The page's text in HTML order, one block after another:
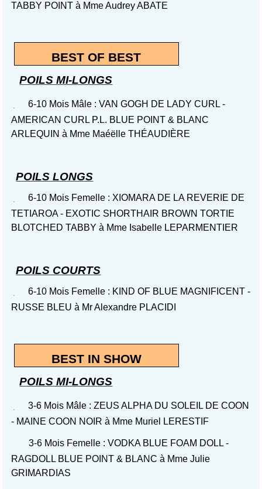
TABBY POINT à Mme Audrey ABATE
BEST OF BEST
POILS MI-LONGS
6-10 Mois Mâle : VAN GOGH DE LADY CURL -
AMERICAN CURL P.L. BLUE POINT & BLANC
ARLEQUIN à Mme Maéëlle THÉAUDIÈRE
POILS LONGS
6-10 Mois Femelle : XIOMARA DE LA REVERIE DE
TETIAROA - EXOTIC SHORTHAIR BROWN TORTIE
BLOTCHED TABBY à Mme Isabelle LEPARMENTIER
POILS COURTS
6-10 Mois Femelle : KIND OF BLUE MAGNIFICENT -
RUSSE BLEU à Mr Alexandre PLACIDI
BEST IN SHOW
POILS MI-LONGS
3-6 Mois Mâle : ZEUS ALPHA DU SOLEIL DE COON
- MAINE COON NOIR à Mme Muriel LERESTIF
3-6 Mois Femelle : VODKA BLUE FOAM DOLL -
RAGDOLL BLUE POINT & BLANC à Mme Julie
GRIMARDIAS